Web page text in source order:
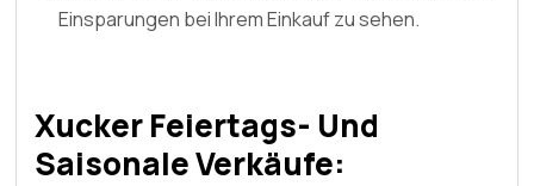
Einsparungen bei Ihrem Einkauf zu sehen.
Xucker Feiertags- Und
Saisonale Verkäufe: